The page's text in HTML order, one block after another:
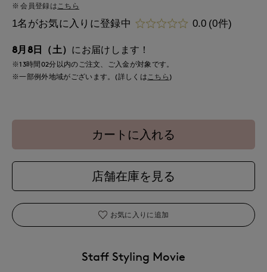
会員登録はこちら
1名がお気に入りに登録中 0.0 (0件)
8月8日（土） にお届けします！
※13時間02分以内のご注文、ご入金が対象です。
※一部例外地域がございます。(詳しくは こちら )
カートに入れる
店舗在庫を見る
お気に入りに追加
Staff Styling Movie